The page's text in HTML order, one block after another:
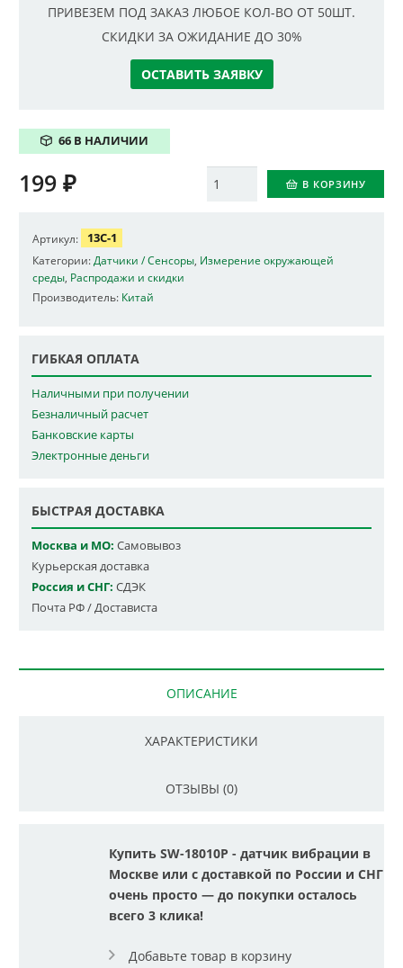
ПРИВЕЗЕМ ПОД ЗАКАЗ ЛЮБОЕ КОЛ-ВО ОТ 50ШТ.
СКИДКИ ЗА ОЖИДАНИЕ ДО 30%
ОСТАВИТЬ ЗАЯВКУ
66 В НАЛИЧИИ
Количество В КОРЗИНУ
199 ₽
Артикул: 13C-1
Категории: Датчики / Сенсоры Измерение окружающей
среды Распродажи и скидки
Производитель: Китай
ГИБКАЯ ОПЛАТА
Наличными при получении
Безналичный расчет
Банковские карты
Электронные деньги
БЫСТРАЯ ДОСТАВКА
Москва и МО: Самовывоз
Курьерская доставка
Россия и СНГ: СДЭК
Почта РФ / Достависта
ОПИСАНИЕ
ХАРАКТЕРИСТИКИ
ОТЗЫВЫ (0)
Купить SW-18010P - датчик вибрации в
Москве или с доставкой по России и СНГ
очень просто — до покупки осталось
всего 3 клика!
Добавьте товар в корзину